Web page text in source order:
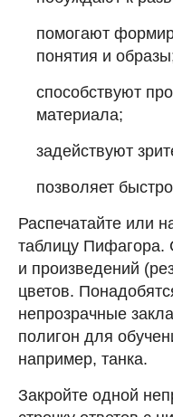
помогают
понятия и
способствуют
материала;
задействуют
позволяет
Распечатайте или
таблицу Пифагора.
и произведений
цветов.
непрозрачные
полигон для
например, танка.
Закройте одной